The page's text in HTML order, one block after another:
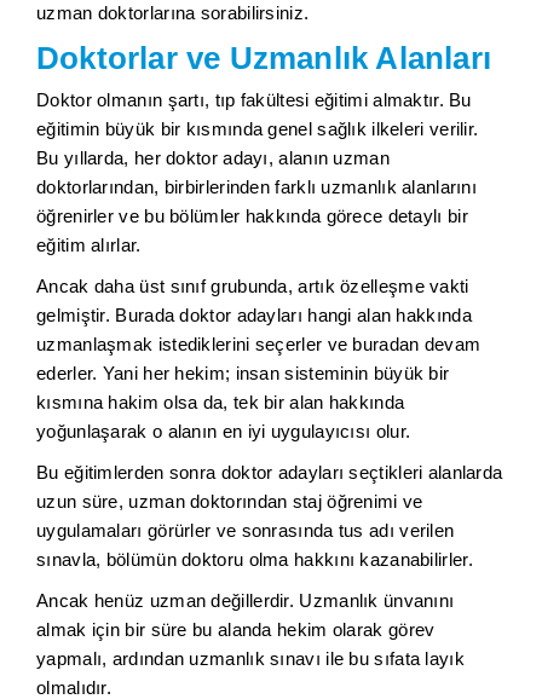
uzman doktorlarına sorabilirsiniz.
Doktorlar ve Uzmanlık Alanları
Doktor olmanın şartı, tıp fakültesi eğitimi almaktır. Bu
eğitimin büyük bir kısmında genel sağlık ilkeleri verilir.
Bu yıllarda, her doktor adayı, alanın uzman
doktorlarından, birbirlerinden farklı uzmanlık alanlarını
öğrenirler ve bu bölümler hakkında görece detaylı bir
eğitim alırlar.
Ancak daha üst sınıf grubunda, artık özelleşme vakti
gelmiştir. Burada doktor adayları hangi alan hakkında
uzmanlaşmak istediklerini seçerler ve buradan devam
ederler. Yani her hekim; insan sisteminin büyük bir
kısmına hakim olsa da, tek bir alan hakkında
yoğunlaşarak o alanın en iyi uygulayıcısı olur.
Bu eğitimlerden sonra doktor adayları seçtikleri alanlarda
uzun süre, uzman doktorından staj öğrenimi ve
uygulamaları görürler ve sonrasında tus adı verilen
sınavla, bölümün doktoru olma hakkını kazanabilirler.
Ancak henüz uzman değillerdir. Uzmanlık ünvanını
almak için bir süre bu alanda hekim olarak görev
yapmalı, ardından uzmanlık sınavı ile bu sıfata layık
olmalıdır.